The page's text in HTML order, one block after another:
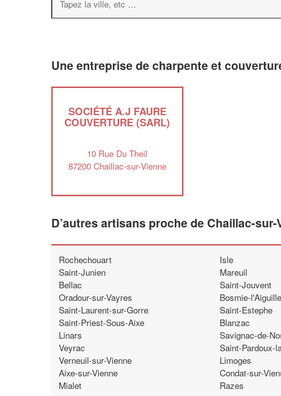
Une entreprise de charpente et
SOCIÉTÉ A.J FAURE
COUVERTURE (SARL)
10 Rue Du Theil
87200 Chaillac-sur-Vienne
D’autres artisans proche de Chaillac-sur-
Rochechouart
Saint-Junien
Bellac
Oradour-sur-Vayres
Saint-Laurent-sur-Gorre
Saint-Priest-Sous-Aixe
Linars
Veyrac
Verneuil-sur-Vienne
Aixe-sur-Vienne
Mialet
Isle
Mareuil
Saint-Jouvent
Bosmie-l'Aiguille
Saint-Estephe
Blanzac
Savignac-de-
Saint-Pardoux-
Limoges
Condat-sur-
Razes